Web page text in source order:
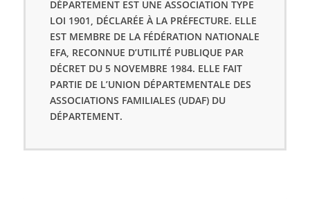
DÉPARTEMENT EST UNE ASSOCIATION TYPE
LOI 1901, DÉCLARÉE À LA PRÉFECTURE. ELLE
EST MEMBRE DE LA FÉDÉRATION NATIONALE
EFA, RECONNUE D’UTILITÉ PUBLIQUE PAR
DÉCRET DU 5 NOVEMBRE 1984. ELLE FAIT
PARTIE DE L’UNION DÉPARTEMENTALE DES
ASSOCIATIONS FAMILIALES (UDAF) DU
DÉPARTEMENT.